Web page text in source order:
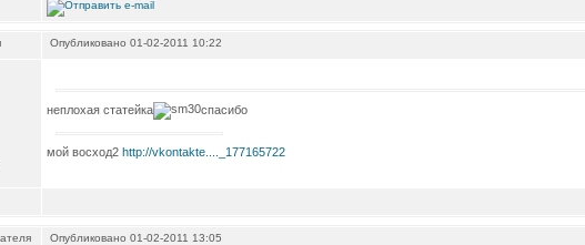
Опубликовано 01-02-2011 10:22
неплохая статейка спасибо
мой восход2 http://vkontakte...._177165722
Опубликовано 01-02-2011 13:05